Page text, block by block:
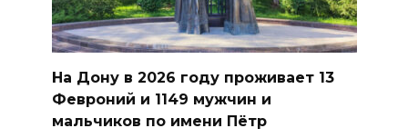
На Дону в 2026 году проживает 13
Февроний и 1149 мужчин и
мальчиков по имени Пётр